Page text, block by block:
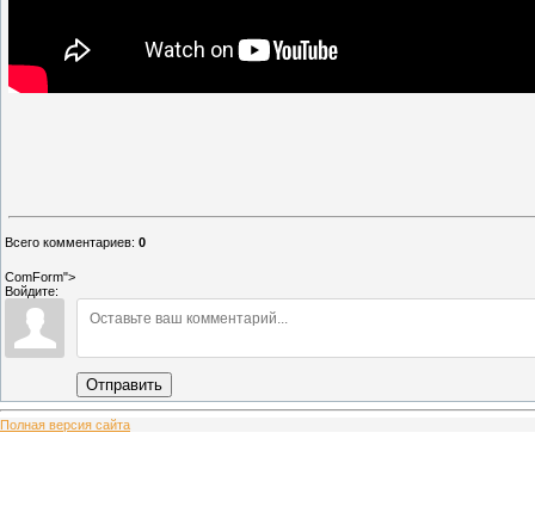
Всего комментариев: 0
ComForm">
Войдите:
Отправить
Полная версия сайта